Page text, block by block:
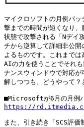
マイクロソフトの月例パ
撃までの時間が短くなり
状態で攻撃される「Nデイ
チから逆算して詳細非公
よるものです。これまで
AIの力を使うことでそれ
ナンスウィンドウで対応
解しつつも、どうやって？
https://
また、引き続き「SCS評